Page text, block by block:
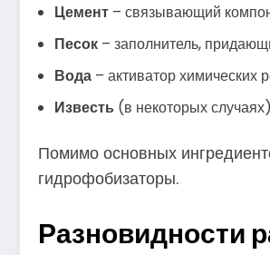
Цемент – связывающий
Песок – заполнитель,
Вода – активатор химических
Известь (в некоторых
Помимо основных
гидрофобизаторы.
Разновидности